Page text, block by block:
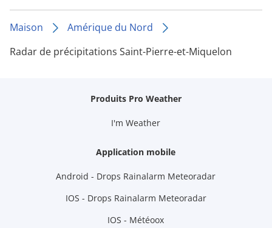
Maison
Amérique du Nord
Radar de précipitations Saint-Pierre-et-Miquelon
Produits Pro Weather
I'm Weather
Application mobile
Android - Drops Rainalarm Meteoradar
IOS - Drops Rainalarm Meteoradar
IOS - Météoox